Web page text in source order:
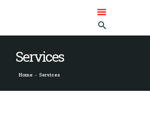
Services
Home Services
CONSULTING
Software Consulting GmbH